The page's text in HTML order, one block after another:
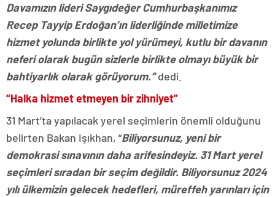
Davamızın lideri Saygıdeğer Cumhurbaşkanımız
Recep Tayyip Erdoğan’ın liderliğinde milletimize
hizmet yolunda birlikte yol yürümeyi, kutlu bir davanın
neferi olarak bugün sizlerle birlikte olmayı büyük bir
bahtiyarlık olarak görüyorum.”dedi.
“Halka hizmet etmeyen bir zihniyet”
31 Mart’ta yapılacak yerel seçimlerin önemli olduğunu
belirten Bakan Işıkhan, “Biliyorsunuz, yeni bir
demokrasi sınavının daha arifesindeyiz. 31 Mart yerel
seçimleri sıradan bir seçim değildir. Biliyorsunuz 2024
yılı ülkemizin gelecek hedefleri, müreffeh yarınları için